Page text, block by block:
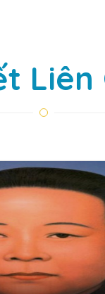
Liên